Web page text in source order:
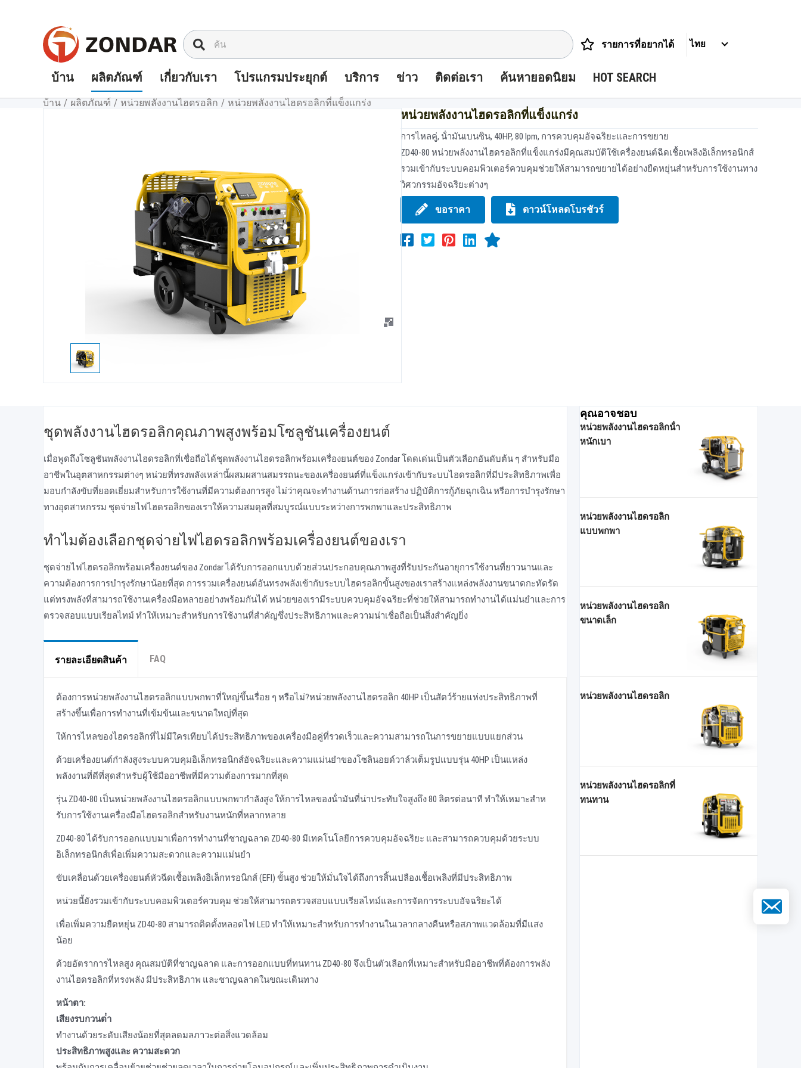
รายการที่อยากได้ ไทย
บ้าน ผลิตภัณฑ์ เกี่ยวกับเรา โปรแกรมประยุกต์ บริการ ข่าว ติดต่อเรา ค้นหายอดนิยม HOT SEARCH
บ้าน / ผลิตภัณฑ์ / หน่วยพลังงานไฮดรอลิก / หน่วยพลังงานไฮดรอลิกที่แข็งแกร่ง
หน่วยพลังงานไฮดรอลิกที่แข็งแกร่ง
การไหลคู่, น้ํามันเบนซิน, 40HP, 80 lpm, การควบคุมอัจฉริยะและการขยาย
ZD40-80 หน่วยพลังงานไฮดรอลิกที่แข็งแกร่งมีคุณสมบัติใช้เครื่องยนต์ฉีดเชื้อเพลิงอิเล็กทรอนิกส์
รวมเข้ากับระบบคอมพิวเตอร์ควบคุมช่วยให้สามารถขยายได้อย่างยืดหยุ่นสําหรับการใช้งานทาง
วิศวกรรมอัจฉริยะต่างๆ
ขอราคา ดาวน์โหลดโบรชัวร์
ชุดพลังงานไฮดรอลิกคุณภาพสูงพร้อมโซลูชันเครื่องยนต์
เมื่อพูดถึงโซลูชันพลังงานไฮดรอลิกที่เชื่อถือได้ชุดพลังงานไฮดรอลิกพร้อมเครื่องยนต์ของ Zondar โดดเด่นเป็นตัวเลือกอันดับต้น ๆ สําหรับมือ
อาชีพในอุตสาหกรรมต่างๆ หน่วยที่ทรงพลังเหล่านี้ผสมผสานสมรรถนะของเครื่องยนต์ที่แข็งแกร่งเข้ากับระบบไฮดรอลิกที่มีประสิทธิภาพเพื่อ
มอบกําลังขับที่ยอดเยี่ยมสําหรับการใช้งานที่มีความต้องการสูง ไม่ว่าคุณจะทํางานด้านการก่อสร้าง ปฏิบัติการกู้ภัยฉุกเฉิน หรือการบํารุงรักษา
ทางอุตสาหกรรม ชุดจ่ายไฟไฮดรอลิกของเราให้ความสมดุลที่สมบูรณ์แบบระหว่างการพกพาและประสิทธิภาพ
ทําไมต้องเลือกชุดจ่ายไฟไฮดรอลิกพร้อมเครื่องยนต์ของเรา
ชุดจ่ายไฟไฮดรอลิกพร้อมเครื่องยนต์ของ Zondar ได้รับการออกแบบด้วยส่วนประกอบคุณภาพสูงที่รับประกันอายุการใช้งานที่ยาวนานและ
ความต้องการการบํารุงรักษาน้อยที่สุด การรวมเครื่องยนต์อันทรงพลังเข้ากับระบบไฮดรอลิกขั้นสูงของเราสร้างแหล่งพลังงานขนาดกะทัดรัด
แต่ทรงพลังที่สามารถใช้งานเครื่องมือหลายอย่างพร้อมกันได้ หน่วยของเรามีระบบควบคุมอัจฉริยะที่ช่วยให้สามารถทํางานได้แม่นยําและการ
ตรวจสอบแบบเรียลไทม์ ทําให้เหมาะสําหรับการใช้งานที่สําคัญซึ่งประสิทธิภาพและความน่าเชื่อถือเป็นสิ่งสําคัญยิ่ง
รายละเอียดสินค้า FAQ
ต้องการหน่วยพลังงานไฮดรอลิกแบบพกพาที่ใหญ่ขึ้นเรื่อย ๆ หรือไม่?หน่วยพลังงานไฮดรอลิก 40HP เป็นสัตว์ร้ายแห่งประสิทธิภาพที่
สร้างขึ้นเพื่อการทํางานที่เข้มข้นและขนาดใหญ่ที่สุด
ให้การไหลของไฮดรอลิกที่ไม่มีใครเทียบได้ประสิทธิภาพของเครื่องมือคู่ที่รวดเร็วและความสามารถในการขยายแบบแยกส่วน
ด้วยเครื่องยนต์กําลังสูงระบบควบคุมอิเล็กทรอนิกส์อัจฉริยะและความแม่นยําของโซลินอยด์วาล์วเต็มรูปแบบรุ่น 40HP เป็นแหล่ง
พลังงานที่ดีที่สุดสําหรับผู้ใช้มืออาชีพที่มีความต้องการมากที่สุด
รุ่น ZD40-80 เป็นหน่วยพลังงานไฮดรอลิกแบบพกพากําลังสูง ให้การไหลของน้ํามันที่น่าประทับใจสูงถึง 80 ลิตรต่อนาที ทําให้เหมาะสําห
รับการใช้งานเครื่องมือไฮดรอลิกสําหรับงานหนักที่หลากหลาย
ZD40-80 ได้รับการออกแบบมาเพื่อการทํางานที่ชาญฉลาด ZD40-80 มีเทคโนโลยีการควบคุมอัจฉริยะ และสามารถควบคุมด้วยระบบ
อิเล็กทรอนิกส์เพื่อเพิ่มความสะดวกและความแม่นยํา
ขับเคลื่อนด้วยเครื่องยนต์หัวฉีดเชื้อเพลิงอิเล็กทรอนิกส์ (EFI) ขั้นสูง ช่วยให้มั่นใจได้ถึงการสิ้นเปลืองเชื้อเพลิงที่มีประสิทธิภาพ
หน่วยนี้ยังรวมเข้ากับระบบคอมพิวเตอร์ควบคุม ช่วยให้สามารถตรวจสอบแบบเรียลไทม์และการจัดการระบบอัจฉริยะได้
เพื่อเพิ่มความยืดหยุ่น ZD40-80 สามารถติดตั้งหลอดไฟ LED ทําให้เหมาะสําหรับการทํางานในเวลากลางคืนหรือสภาพแวดล้อมที่มีแสง
น้อย
ด้วยอัตราการไหลสูง คุณสมบัติที่ชาญฉลาด และการออกแบบที่ทนทาน ZD40-80 จึงเป็นตัวเลือกที่เหมาะสําหรับมืออาชีพที่ต้องการพลัง
งานไฮดรอลิกที่ทรงพลัง มีประสิทธิภาพ และชาญฉลาดในขณะเดินทาง
หน้าตา:
เสียงรบกวนต่ํา
ทํางานด้วยระดับเสียงน้อยที่สุดลดมลภาวะต่อสิ่งแวดล้อม
ประสิทธิภาพสูงและ ความสะดวก
คุณอาจชอบ
หน่วยพลังงานไฮดรอลิกน้ํา
หนักเบา
หน่วยพลังงานไฮดรอลิก
แบบพกพา
หน่วยพลังงานไฮดรอลิก
ขนาดเล็ก
หน่วยพลังงานไฮดรอลิก
หน่วยพลังงานไฮดรอลิกที่
ทนทาน
อีเมล